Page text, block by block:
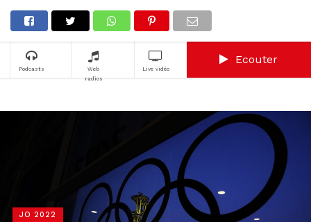
Podcasts
Web
radios
Live vidéo
Ecouter
JO 2022